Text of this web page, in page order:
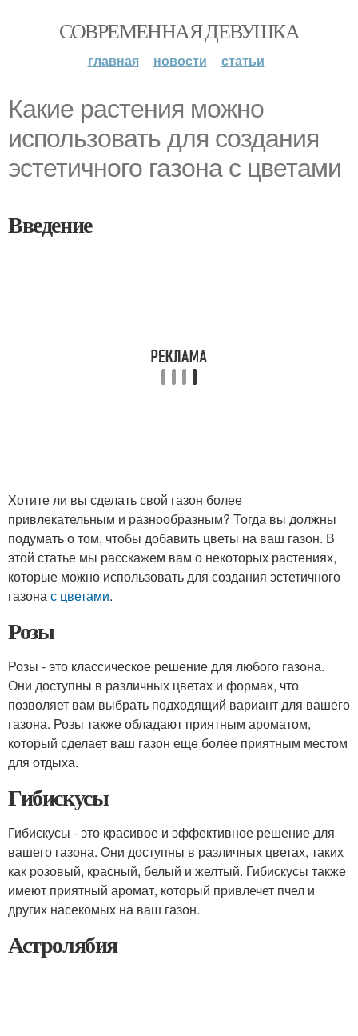
СОВРЕМЕННАЯ ДЕВУШКА
главная новости статьи
Какие растения можно
использовать для создания
эстетичного газона с цветами
Введение
Хотите ли вы сделать свой газон более
привлекательным и разнообразным? Тогда вы должны
подумать о том, чтобы добавить цветы на ваш газон. В
этой статье мы расскажем вам о некоторых растениях,
которые можно использовать для создания эстетичного
газонас цветами.
Розы
Розы - это классическое решение для любого газона.
Они доступны в различных цветах и формах, что
позволяет вам выбрать подходящий вариант для вашего
газона. Розы также обладают приятным ароматом,
который сделает ваш газон еще более приятным местом
для отдыха.
Гибискусы
Гибискусы - это красивое и эффективное решение для
вашего газона. Они доступны в различных цветах, таких
как розовый, красный, белый и желтый. Гибискусы также
имеют приятный аромат, который привлечет пчел и
других насекомых на ваш газон.
Астролябия